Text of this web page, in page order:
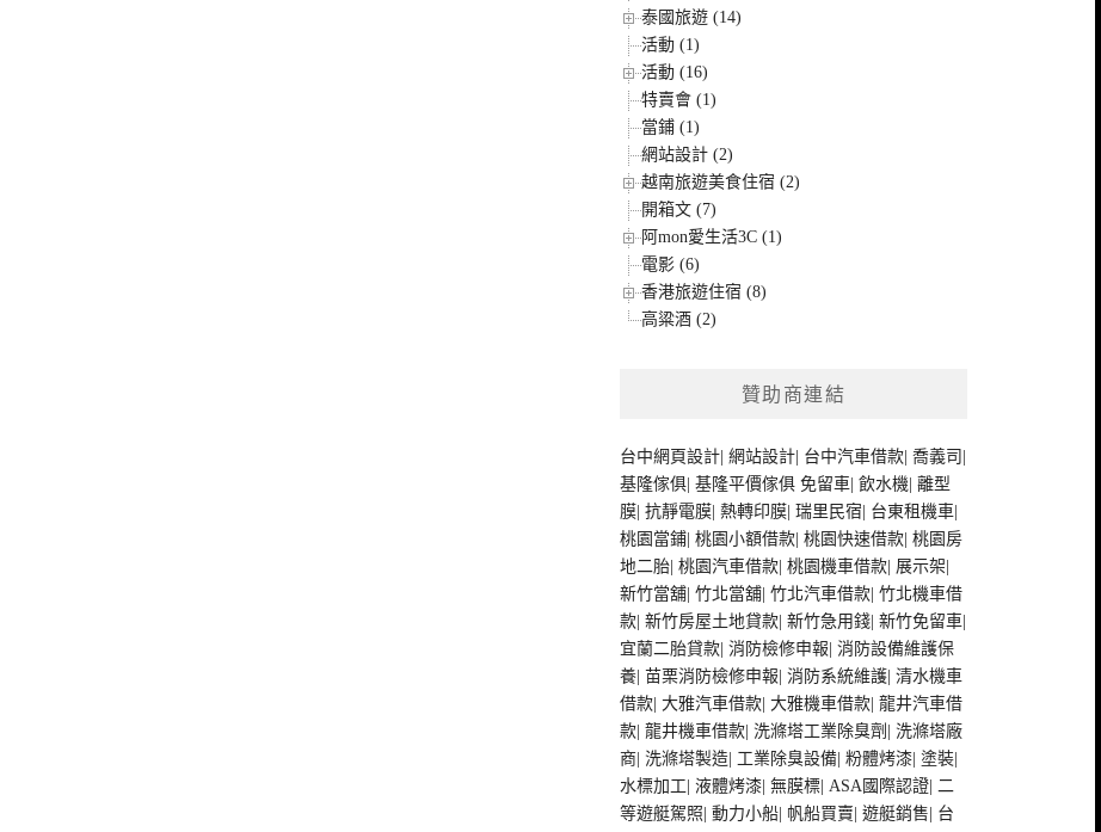
泰國旅遊 (14)
活動 (1)
活動 (16)
特賣會 (1)
當鋪 (1)
網站設計 (2)
越南旅遊美食住宿 (2)
開箱文 (7)
阿mon愛生活3C (1)
電影 (6)
香港旅遊住宿 (8)
高粱酒 (2)
贊助商連結
台中網頁設計 |網站設計 台中汽車借款 |喬義司
基隆傢俱 |基隆平價傢俱 免留車 |飲水機 |離型
膜 |抗靜電膜 |熱轉印膜 |瑞里民宿 台東租機車
桃園當鋪 |桃園小額借款 |桃園快速借款 |桃園房
地二胎 |桃園汽車借款 |桃園機車借款 展示架
新竹當舖 |竹北當舖 |竹北汽車借款 |竹北機車借
款 |新竹房屋土地貸款 |新竹急用錢 |新竹免留車
宜蘭二胎貸款 |消防檢修申報 |消防設備維護保
養 |苗栗消防檢修申報 |消防系統維護 |清水機車
借款 |大雅汽車借款 |大雅機車借款 |龍井汽車借
款 |龍井機車借款 洗滌塔工業除臭劑
洗滌塔廠
商 洗滌塔製造 工業除臭設備 |粉體烤漆 |塗裝
水標加工 |液體烤漆 |無膜標 |ASA國際認證 |二
等遊艇駕照 |動力小船 帆船買賣 |遊艇銷售 台